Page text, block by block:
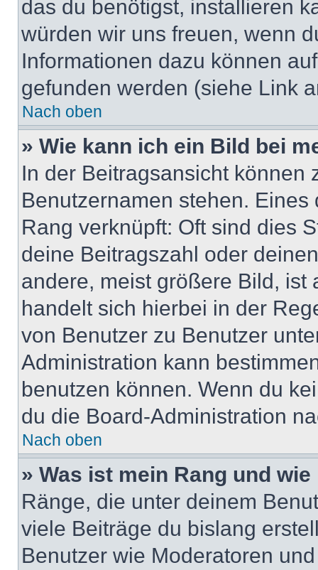
das du benötigst, installieren
würden wir uns freuen, wenn
Informationen dazu können
gefunden werden (siehe Link
Nach oben
» Wie kann ich ein Bild bei
In der Beitragsansicht können
Benutzernamen stehen.
Rang verknüpft: Oft sind dies
deine Beitragszahl oder
andere, meist größere Bild, ist
handelt sich hierbei in der
von Benutzer zu Benutzer
Administration kann
benutzen können. Wenn du
du die Board-Administration
Nach oben
» Was ist mein Rang und
Ränge, die unter deinem
viele Beiträge du bislang
Benutzer wie Moderatoren